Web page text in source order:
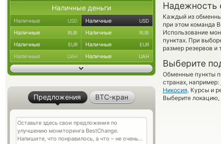
Надежность
Каждый из
при этом команда
Использование
пунктах. При
размер резервов и
Выберите
Обменные пункты
странах, например:
Никосия. Курсы и
Выберите локацию,
Наличные деньги
Наличные USD Наличные USD
Наличные RUB Наличные RUB
Наличные EUR Наличные EUR
Наличные UAH Наличные UAH
Предложения BTC-кран